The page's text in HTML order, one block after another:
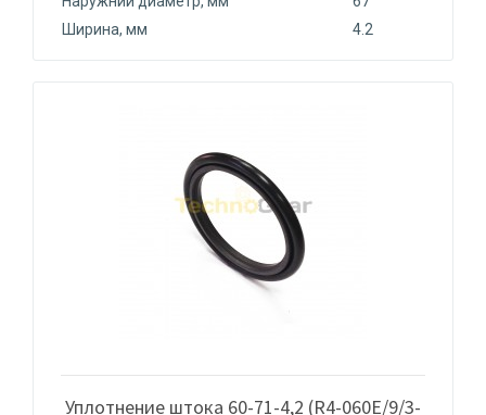
Ширина, мм
4.2
Уплотнение штока 60-71-4,2 (R4-060Е/9/3-